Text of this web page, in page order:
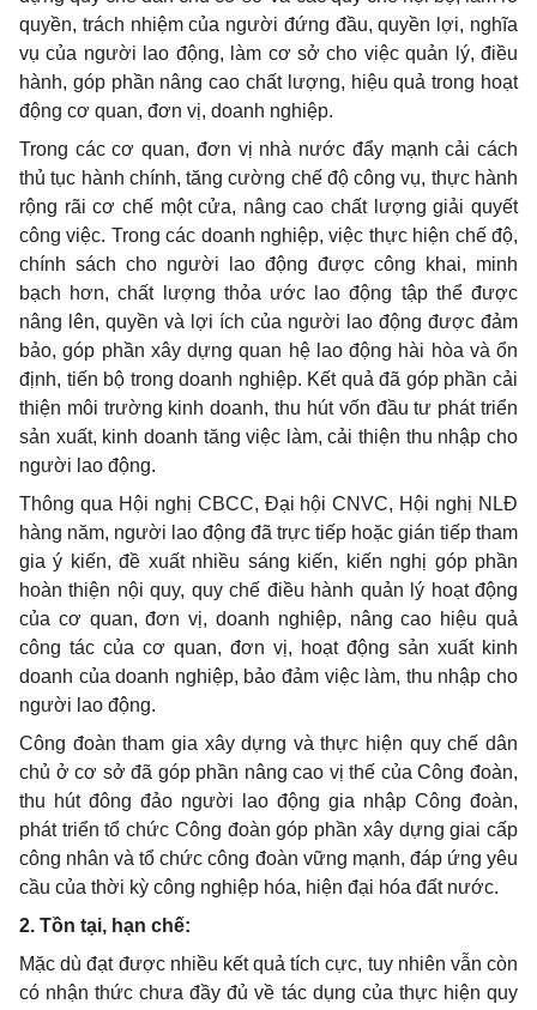
quyền, trách nhiệm của người đứng đầu, quyền lợi, nghĩa
vụ của người lao động, làm cơ sở cho việc quản lý, điều
hành, góp phần nâng cao chất lượng, hiệu quả trong hoạt
động cơ quan, đơn vị, doanh nghiệp.
Trong các cơ quan, đơn vị nhà nước đẩy mạnh cải cách
thủ tục hành chính, tăng cường chế độ công vụ, thực hành
rộng rãi cơ chế một cửa, nâng cao chất lượng giải quyết
công việc. Trong các doanh nghiệp, việc thực hiện chế độ,
chính sách cho người lao động được công khai, minh
bạch hơn, chất lượng thỏa ước lao động tập thểđược
nâng lên, quyền và lợi ích của người lao động được đảm
bảo, góp phần xây dựng quan hệ lao động hài hòa và ổn
định, tiến bộ trong doanh nghiệp. Kết quả đã góp phần cải
thiện môi trường kinh doanh, thu hút vốn đầu tư phát triển
sản xuất, kinh doanh tăng việc làm, cải thiện thu nhập cho
người lao động.
Thông qua Hội nghị CBCC, Đại hội CNVC, Hội nghị NLĐ
hàng năm, người lao động đã trực tiếp hoặc gián tiếp tham
gia ý kiến, đề xuất nhiều sáng kiến, kiến nghị góp phần
hoàn thiện nội quy, quy chế điều hành quản lý hoạt động
của cơ quan, đơn vị, doanh nghiệp, nâng cao hiệu quả
công tác của cơ quan, đơn vị, hoạt động sản xuất kinh
doanh của doanh nghiệp, bảo đảm việc làm, thu nhập cho
người lao động.
Công đoàn tham gia xây dựng và thực hiện quy chế dân
chủ ở cơ sởđã góp phần nâng cao vị thế của Công đoàn,
thu hút đông đảo người lao động gia nhập Công đoàn,
phát triển tổ chức Công đoàn góp phần xây dựng giai cấp
công nhân và tổchức công đoàn vững mạnh, đáp ứng yêu
cầu của thời kỳ công nghiệp hóa, hiện đại hóa đất nước.
2. Tồn tại, hạn chế:
Mặc dù đạt được nhiều kết quả tích cực, tuy nhiên vẫn còn
có nhận thức chưa đầy đủ về tác dụng của thực hiện quy